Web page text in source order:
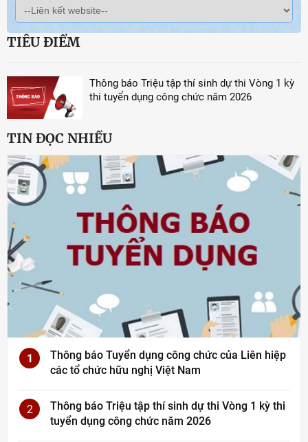
TIÊU ĐIỂM
Thông báo Triệu tập thí sinh dự thi Vòng 1 kỳ
thi tuyển dụng công chức năm 2026
TIN ĐỌC NHIỀU
1
Thông báo Tuyển dụng công chức của Liên hiệp
các tổ chức hữu nghị Việt Nam
2
Thông báo Triệu tập thí sinh dự thi Vòng 1 kỳ thi
tuyển dụng công chức năm 2026